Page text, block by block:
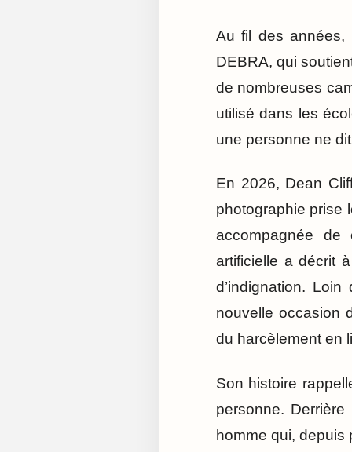
Au fil des années,
DEBRA, qui
de nombreuses
utilisé dans les
une personne ne
En 2026, Dean
photographie prise
accompagnée de
artificielle a décrit
d’indignation.
nouvelle occasion
du harcèlement en
Son histoire
personne.
homme qui,